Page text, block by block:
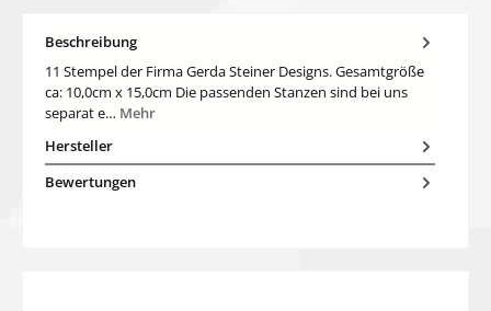
Beschreibung
11 Stempel der Firma Gerda Steiner Designs. Gesamtgröße
ca: 10,0cm x 15,0cm Die passenden Stanzen sind bei uns
separat e… Mehr
Hersteller
Bewertungen